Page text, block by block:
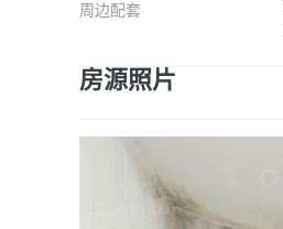
周边配套
房源照片